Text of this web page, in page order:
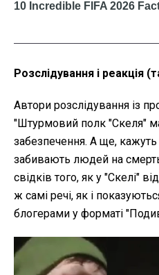
Розслідування і реакція
Автори розслідування із
"Штурмовий полк "Скеля"
забезпечення. А ще,
забивають людей на
свідків того, як у "Скелі"
ж самі речі, як і
блогерами у форматі